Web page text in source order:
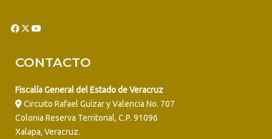
CONTACTO
Fiscalía General del Estado de Veracruz
Circuito Rafael Guízar y Valencia No. 707
Colonia Reserva Territorial, C.P. 91096
Xalapa, Veracruz.